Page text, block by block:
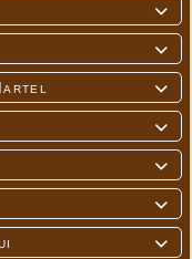






